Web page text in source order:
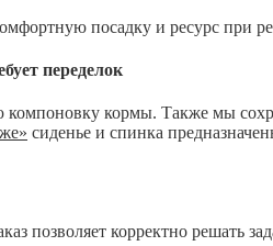
посадку и ресурс при
переделок
кормы. Также мы
сиденье и спинка
позволяет корректно